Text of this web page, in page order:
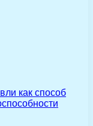
как способ